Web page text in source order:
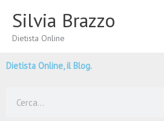
contenuto
Silvia Brazzo
Dietista Online
Dietista Online, il Blog.